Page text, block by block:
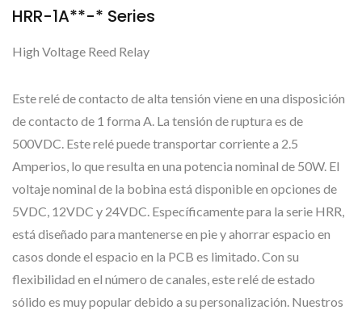
HRR-1A**-* Series
High Voltage Reed Relay
Este relé de contacto de alta tensión viene en una disposición
de contacto de 1 forma A. La tensión de ruptura es de
500VDC. Este relé puede transportar corriente a 2.5
Amperios, lo que resulta en una potencia nominal de 50W. El
voltaje nominal de la bobina está disponible en opciones de
5VDC, 12VDC y 24VDC. Específicamente para la serie HRR,
está diseñado para mantenerse en pie y ahorrar espacio en
casos donde el espacio en la PCB es limitado. Con su
flexibilidad en el número de canales, este relé de estado
sólido es muy popular debido a su personalización. Nuestros